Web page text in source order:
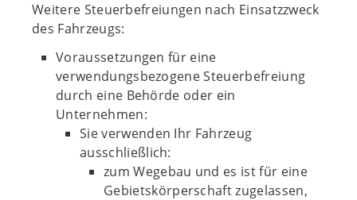
Weitere Steuerbefreiungen nach Einsatzzweck
des Fahrzeugs:
Voraussetzungen für eine
verwendungsbezogene Steuerbefreiung
durch eine Behörde oder ein
Unternehmen:
Sie verwenden Ihr Fahrzeug
ausschließlich:
zum Wegebau und es ist für eine
Gebietskörperschaft zugelassen,